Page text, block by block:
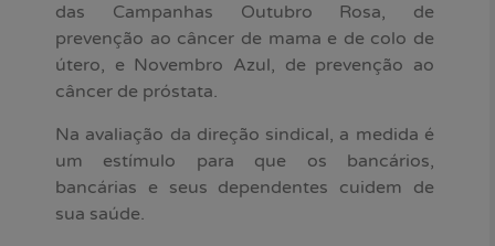
das Campanhas Outubro Rosa, de
prevenção ao câncer de mama e de colo de
útero, e Novembro Azul, de prevenção ao
câncer de próstata.
Na avaliação da direção sindical, a medida é
um estímulo para que os bancários,
bancárias e seus dependentes cuidem de
sua saúde.